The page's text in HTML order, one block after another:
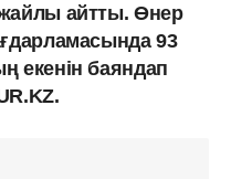
айтты. Өнер
93
екенін баяндап